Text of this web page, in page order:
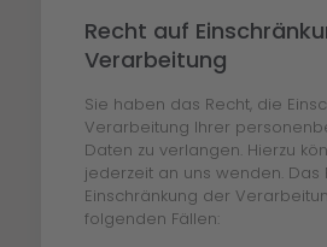
Recht auf
Verarbeitung
Sie haben das Recht, die
Verarbeitung Ihrer
Daten zu verlangen. Hierzu
jederzeit an uns wenden. Das
Einschränkung der
folgenden Fällen: